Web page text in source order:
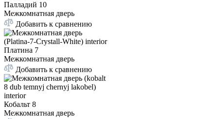
Палладий 10
Межкомнатная дверь
Добавить к сравнению
Платина 7
Межкомнатная дверь
Добавить к сравнению
Кобальт 8
Межкомнатная дверь